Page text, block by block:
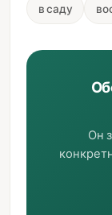
в саду
Он